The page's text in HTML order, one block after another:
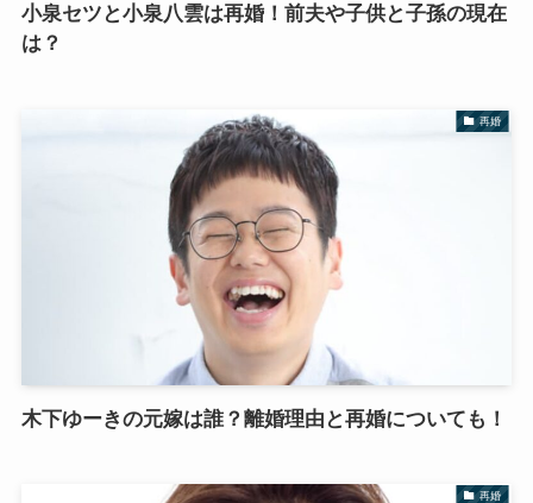
小泉セツと小泉八雲は再婚！前夫や子供と子孫の現在
は？
再婚
木下ゆーきの元嫁は誰？離婚理由と再婚についても！
再婚